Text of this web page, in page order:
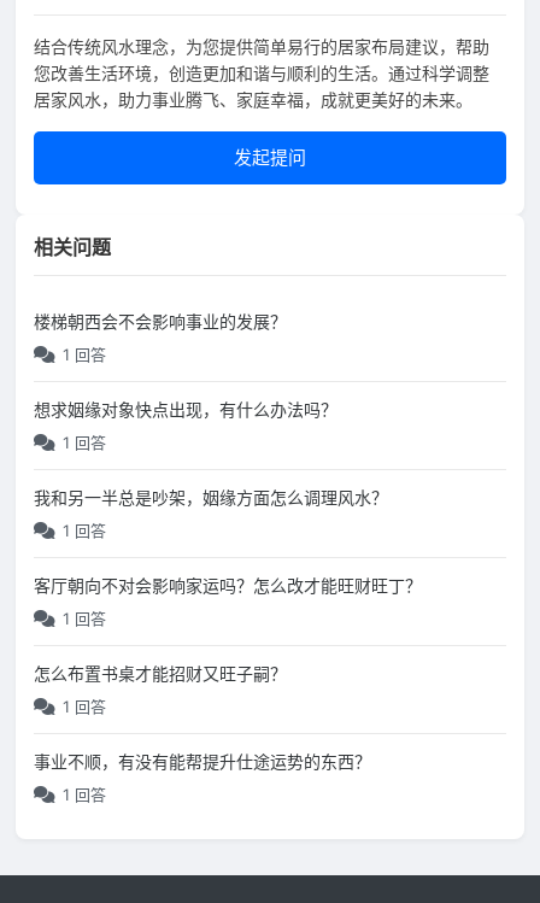
结合传统风水理念，为您提供简单易行的居家布局建议，帮助
您改善生活环境，创造更加和谐与顺利的生活。通过科学调整
居家风水，助力事业腾飞、家庭幸福，成就更美好的未来。
发起提问
相关问题
楼梯朝西会不会影响事业的发展？
1 回答
想求姻缘对象快点出现，有什么办法吗？
1 回答
我和另一半总是吵架，姻缘方面怎么调理风水？
1 回答
客厅朝向不对会影响家运吗？怎么改才能旺财旺丁？
1 回答
怎么布置书桌才能招财又旺子嗣？
1 回答
事业不顺，有没有能帮提升仕途运势的东西？
1 回答